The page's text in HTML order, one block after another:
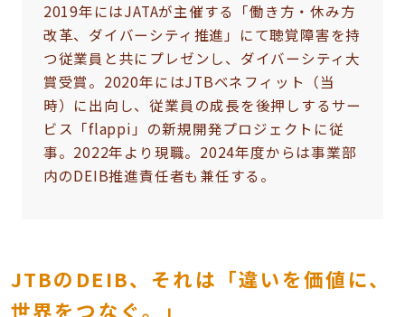
2019年にはJATAが主催する「働き方・休み方
改革、ダイバーシティ推進」にて聴覚障害を持
つ従業員と共にプレゼンし、ダイバーシティ大
賞受賞。2020年にはJTBベネフィット（当
時）に出向し、従業員の成長を後押しするサー
ビス「flappi」の新規開発プロジェクトに従
事。2022年より現職。2024年度からは事業部
内のDEIB推進責任者も兼任する。
JTBのDEIB、それは「違いを価値に、
世界をつなぐ。」